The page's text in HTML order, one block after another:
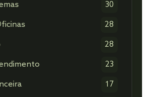
30
28
28
23
17